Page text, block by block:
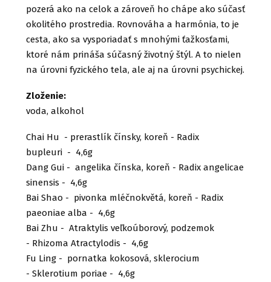
pozerá ako na celok a zároveň ho chápe ako súčasť
okolitého prostredia. Rovnováha a harmónia, to je
cesta, ako sa vysporiadať s mnohými ťažkosťami,
ktoré nám prináša súčasný životný štýl. A to nielen
na úrovni fyzického tela, ale aj na úrovni psychickej.
Zloženie:
voda, alkohol
Chai Hu - prerastlík čínsky, koreň - Radix
bupleuri - 4,6g
Dang Gui - angelika čínska, koreň - Radix angelicae
sinensis - 4,6g
Bai Shao - pivonka mléčnokvětá, koreň - Radix
paeoniae alba - 4,6g
Bai Zhu - Atraktylis veľkoúborový, podzemok
- Rhizoma Atractylodis - 4,6g
Fu Ling - pornatka kokosová, sklerocium
- Sklerotium poriae - 4,6g